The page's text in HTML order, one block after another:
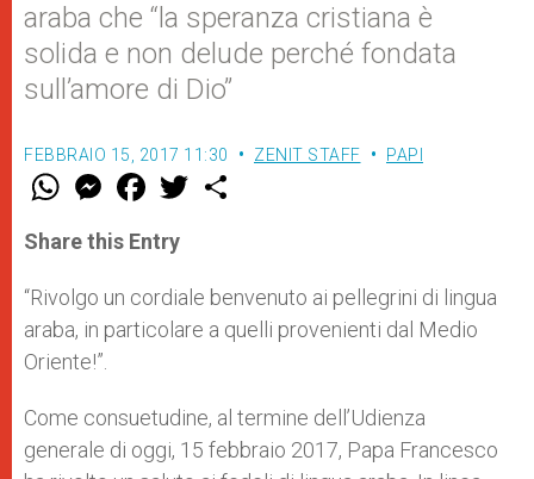
araba che “la speranza cristiana è
solida e non delude perché fondata
sull’amore di Dio”
FEBBRAIO 15, 2017 11:30 ZENIT STAFF PAPI
W
t
s
p
p
M
e
s
e
g
e
r
F
a
e
b
o
k
w
r
Share this Entry
“Rivolgo un cordiale benvenuto ai pellegrini di lingua
araba, in particolare a quelli provenienti dal Medio
Oriente!”.
Come consuetudine, al termine dell’Udienza
generale di oggi, 15 febbraio 2017, Papa Francesco